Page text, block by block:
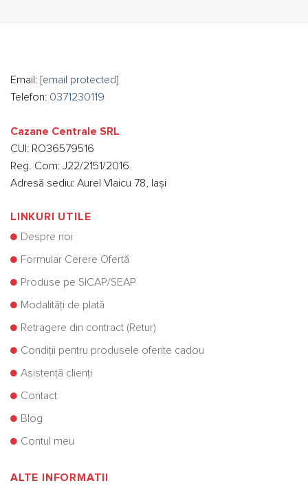
Email: [email protected]
Telefon: 0371230119
Cazane Centrale SRL
CUI: RO36579516
Reg. Com: J22/2151/2016
Adresă sediu: Aurel Vlaicu 78, Iași
LINKURI UTILE
Despre noi
Formular Cerere Ofertă
Produse pe SICAP/SEAP
Modalități de plată
Retragere din contract (Retur)
Condiții pentru produsele oferite cadou
Asistență clienți
Contact
Blog
Contul meu
ALTE INFORMATII